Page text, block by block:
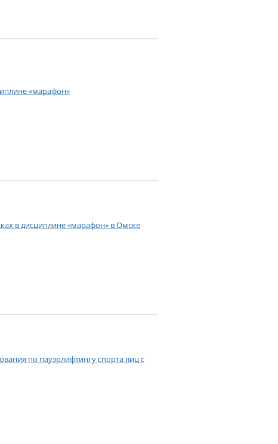
«марафон»
в дисциплине «марафон» в Омске
по пауэрлифтингу спорта лиц с